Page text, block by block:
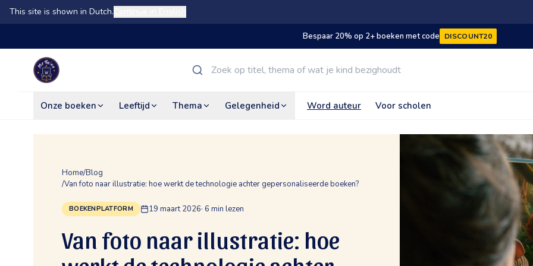
This site is shown in Dutch.
Bespaar 20% op 2+ boeken met code DISCOUNT20
Onze boeken Leeftijd Thema Gelegenheid Word auteur Voor scholen
Home/Blog
/Van foto naar illustratie: hoe werkt de technologie achter gepersonaliseerde boeken?
BOEKENPLATFORM 19 maart 2026· 6 min lezen
Van foto naar illustratie: hoe